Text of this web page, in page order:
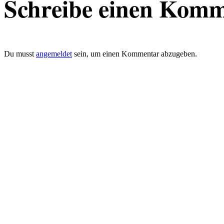
Schreibe einen
Du musst angemeldet sein, um einen Kommentar abzugeben.